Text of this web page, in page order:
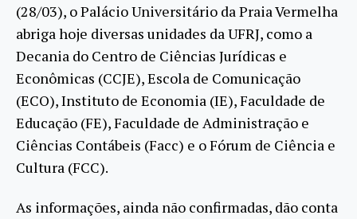
(28/03), o Palácio Universitário da Praia Vermelha
abriga hoje diversas unidades da UFRJ, como a
Decania do Centro de Ciências Jurídicas e
Econômicas (CCJE), Escola de Comunicação
(ECO), Instituto de Economia (IE), Faculdade de
Educação (FE), Faculdade de Administração e
Ciências Contábeis (Facc) e o Fórum de Ciência e
Cultura (FCC).
As informações, ainda não confirmadas, dão conta